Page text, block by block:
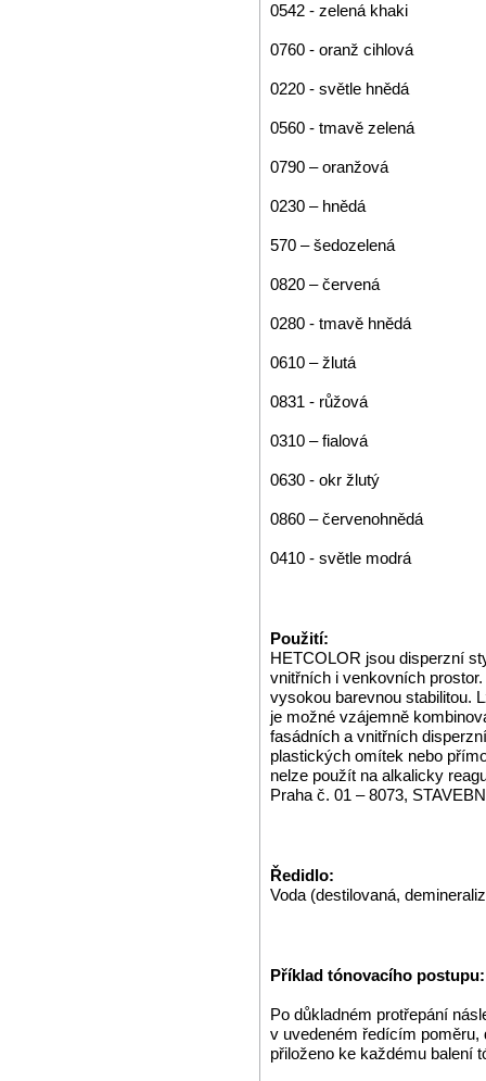
0542 - zelená khaki
0760 - oranž cihlová
0220 - světle hnědá
0560 - tmavě zelená
0790 – oranžová
0230 – hnědá
570 – šedozelená
0820 – červená
0280 - tmavě hnědá
0610 – žlutá
0831 - růžová
0310 – fialová
0630 - okr žlutý
0860 – červenohnědá
0410 - světle modrá
Použití:
HETCOLOR jsou disperzní
vnitřních i venkovních
vysokou barevnou stabilitou.
je možné vzájemně
fasádních a vnitřních
plastických omítek nebo
nelze použít na alkalicky
Praha č. 01 – 8073,
Ředidlo:
Voda (destilovaná,
Příklad tónovacího postupu:
Po důkladném protřepání
v uvedeném ředícím poměru,
přiloženo ke každému balení